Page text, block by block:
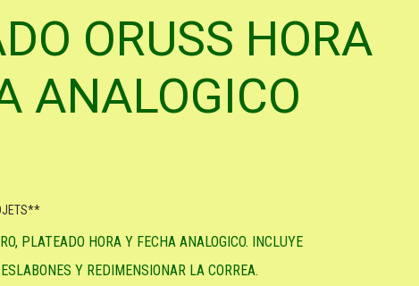
ORUSS HORA
ANALOGICO
PLATEADO HORA Y FECHA ANALOGICO. INCLUYE
Y REDIMENSIONAR LA CORREA.